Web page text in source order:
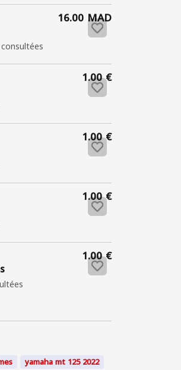
16.00 MAD
1.00 €
1.00 €
1.00 €
1.00 €
yamaha mt 125 2022